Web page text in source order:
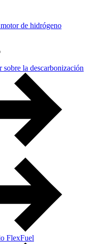
de hidrógeno
sobre la descarbonización
FlexFuel